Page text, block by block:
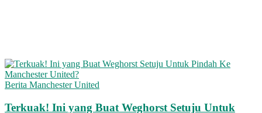
Berita Manchester United
Terkuak! Ini yang Buat Weghorst Setuju Untuk